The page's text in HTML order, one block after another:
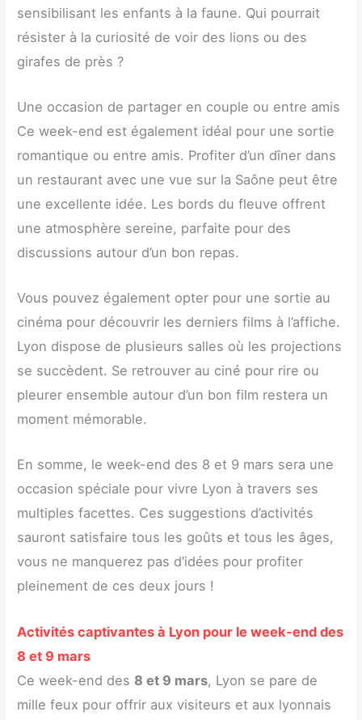
sensibilisant les enfants à la faune. Qui pourrait
résister à la curiosité de voir des lions ou des
girafes de près ?
Une occasion de partager en couple ou entre amis
Ce week-end est également idéal pour une sortie
romantique ou entre amis. Profiter d’un dîner dans
un restaurant avec une vue sur la Saône peut être
une excellente idée. Les bords du fleuve offrent
une atmosphère sereine, parfaite pour des
discussions autour d’un bon repas.
Vous pouvez également opter pour une sortie au
cinéma pour découvrir les derniers films à l’affiche.
Lyon dispose de plusieurs salles où les projections
se succèdent. Se retrouver au ciné pour rire ou
pleurer ensemble autour d’un bon film restera un
moment mémorable.
En somme, le week-end des 8 et 9 mars sera une
occasion spéciale pour vivre Lyon à travers ses
multiples facettes. Ces suggestions d’activités
sauront satisfaire tous les goûts et tous les âges,
vous ne manquerez pas d’idées pour profiter
pleinement de ces deux jours !
Activités captivantes à Lyon pour le week-end des
8 et 9 mars
Ce week-end des 8 et 9 mars, Lyon se pare de
mille feux pour offrir aux visiteurs et aux lyonnais